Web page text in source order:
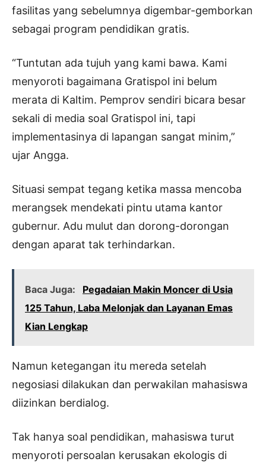
fasilitas yang sebelumnya digembar-gemborkan
sebagai program pendidikan gratis.
“Tuntutan ada tujuh yang kami bawa. Kami
menyoroti bagaimana Gratispol ini belum
merata di Kaltim. Pemprov sendiri bicara besar
sekali di media soal Gratispol ini, tapi
implementasinya di lapangan sangat minim,”
ujar Angga.
Situasi sempat tegang ketika massa mencoba
merangsek mendekati pintu utama kantor
gubernur. Adu mulut dan dorong-dorongan
dengan aparat tak terhindarkan.
Baca Juga:
Pegadaian Makin Moncer di Usia
125 Tahun, Laba Melonjak dan Layanan Emas
Kian Lengkap
Namun ketegangan itu mereda setelah
negosiasi dilakukan dan perwakilan mahasiswa
diizinkan berdialog.
Tak hanya soal pendidikan, mahasiswa turut
menyoroti persoalan kerusakan ekologis di